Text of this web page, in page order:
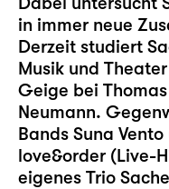
in immer neue
Derzeit studiert
Musik und
Geige bei
Neumann.
Bands Suna
love&order (Live-
eigenes Trio